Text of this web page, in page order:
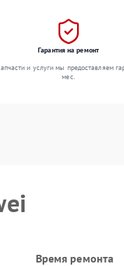
Гарантия на ремонт
и услуги мы предоставляем
мес.
Время ремонта